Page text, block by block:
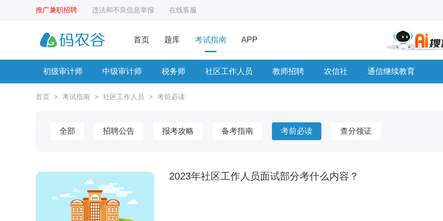
推广兼职招聘 违法和不良信息举报 在线客服
首页 题库 考试指南 APP
初级审计师 中级审计师 税务师 社区工作人员 教师招聘 农信社 通信继续教育
首页 > 考试指南 > 社区工作人员 > 考前必读
全部 招聘公告 报考攻略 备考指南 考前必读 查分领证
2023年社区工作人员面试部分考什么内容？